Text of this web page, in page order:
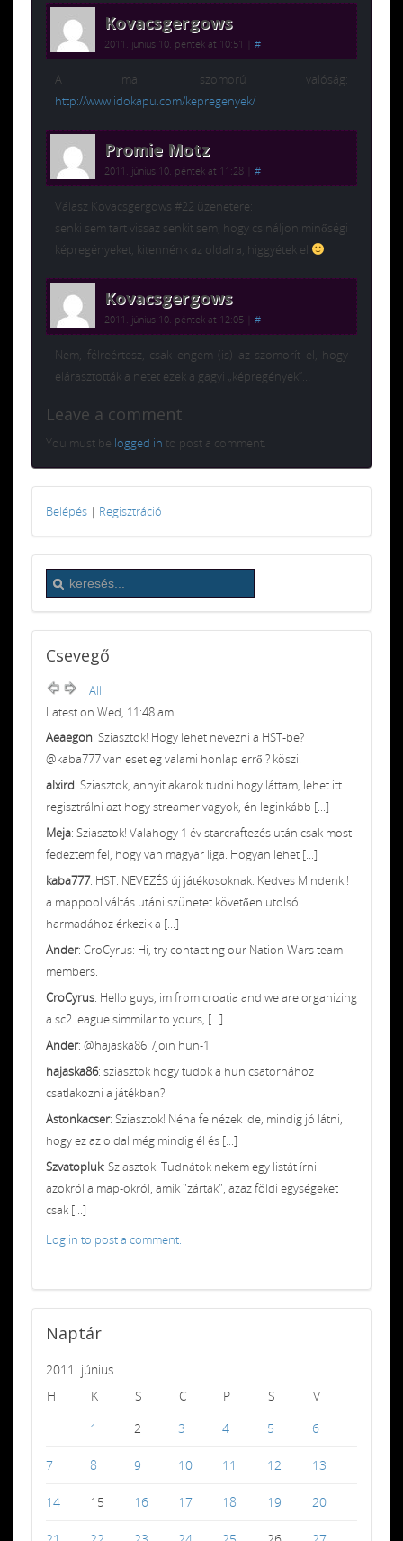
Kovacsgergows
2011. június 10. péntek at 10:51 #
A mai szomorú valóság:
http://www.idokapu.com/kepregenyek/
Promie Motz
2011. június 10. péntek at 11:28 #
Válasz Kovacsgergows #22 üzenetére:
senki sem tart vissaz senkit sem, hogy csináljon minőségi
képregényeket, kitennénk az oldalra, higgyétek el
Kovacsgergows
2011. június 10. péntek at 12:05 #
Nem, félreértesz, csak engem (is) az szomorít el, hogy
elárasztották a netet ezek a gagyi „képregények”…
Leave a comment
You must be logged in to post a comment.
Belépés | Regisztráció
Csevegő
All
Latest on Wed, 11:48 am
Aeaegon: Sziasztok! Hogy lehet nevezni a HST-be?
@kaba777 van esetleg valami honlap erről? köszi!
alxird: Sziasztok, annyit akarok tudni hogy láttam, lehet itt
regisztrálni azt hogy streamer vagyok, én leginkább [...]
Meja: Sziasztok! Valahogy 1 év starcraftezés után csak most
fedeztem fel, hogy van magyar liga. Hogyan lehet [...]
kaba777: HST: NEVEZÉS új játékosoknak. Kedves Mindenki!
a mappool váltás utáni szünetet követően utolsó
harmadához érkezik a [...]
Ander: CroCyrus: Hi, try contacting our Nation Wars team
members.
CroCyrus: Hello guys, im from croatia and we are organizing
a sc2 league simmilar to yours, [...]
Ander: @hajaska86: /join hun-1
hajaska86: sziasztok hogy tudok a hun csatornához
csatlakozni a játékban?
Astonkacser: Sziasztok! Néha felnézek ide, mindig jó látni,
hogy ez az oldal még mindig él és [...]
Szvatopluk: Sziasztok! Tudnátok nekem egy listát írni
azokról a map-okról, amik "zártak", azaz földi egységeket
csak [...]
Log in to post a comment.
Naptár
2011. június
H
K S C P S
V
1
2 3 4 5 6
7 8 9 10 11 12 13
14 15 16 17 18 19 20